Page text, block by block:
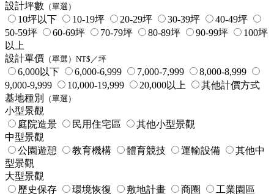
設計坪數 （單選）
10坪以下 10-19坪 20-29坪 30-39坪
40-49坪
50-59坪
60-69坪 70-79坪 80-89坪 90-99坪
100坪
以上
設計單價 （單選）NT$／坪
6,000以下 6,000-6,999 7,000-7,999
8,000-8,999
9,000-9,999
10,000-19,999 20,000以上
其他計價方式
基地種別
（單選）
小型景觀
庭院造景
民用住宅區
其他小型景觀
中型景觀
公園遊憩
教育機構 體育競技 運輸設備
其他中
型景觀
大型景觀
歷史保存
環境恢復 敷地計畫 商圈
工業園區